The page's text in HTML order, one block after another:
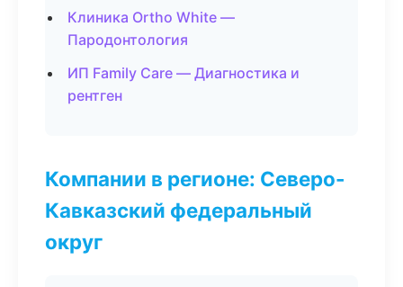
Клиника Ortho White —
Пародонтология
ИП Family Care — Диагностика и
рентген
Компании в регионе: Северо-
Кавказский федеральный
округ